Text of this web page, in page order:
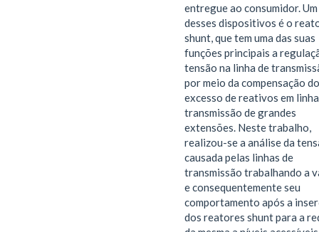
entregue ao consumidor. Um
desses dispositivos é o
shunt, que tem uma das suas
funções principais a
tensão na linha de
por meio da compensação do
excesso de reativos em
transmissão de grandes
extensões. Neste trabalho,
realizou-se a análise da
causada pelas linhas de
transmissão trabalhando a
e consequentemente seu
comportamento após a
dos reatores shunt para a